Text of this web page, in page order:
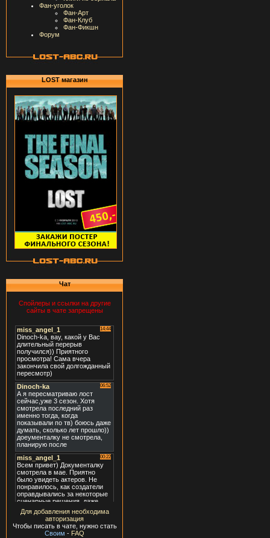
Фан-уголок
Фан-Арт
Фан-Клуб
Фан-Фикшн
Форум
LOST магазин
Чат
Спойлеры и ссылки на другие
сайты в чате запрещены
Для добавления необходима
авторизация
Чтобы писать в чате, нужно стать
Своим - FAQ